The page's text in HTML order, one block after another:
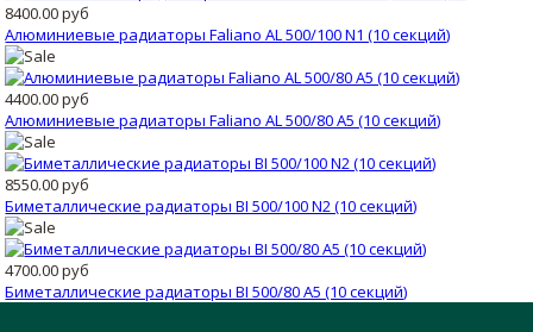
8400.00 руб
Алюминиевые радиаторы Faliano AL 500/100 N1 (10 секций)
4400.00 руб
Алюминиевые радиаторы Faliano AL 500/80 A5 (10 секций)
8550.00 руб
Биметаллические радиаторы BI 500/100 N2 (10 секций)
4700.00 руб
Биметаллические радиаторы BI 500/80 А5 (10 секций)